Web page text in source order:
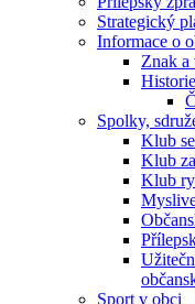
Strategický
Informace o
Znak a
Historie
Spolky,
Klub
Klub
Klub
Sport v obci